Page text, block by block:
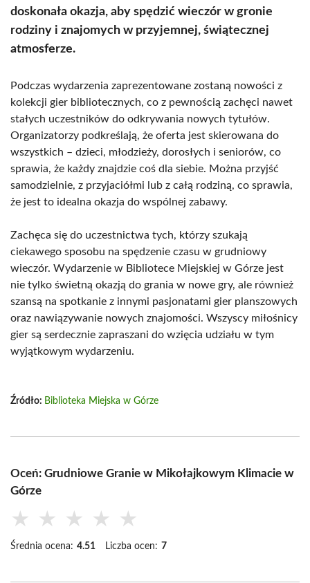
doskonała okazja, aby spędzić wieczór w gronie
rodziny i znajomych w przyjemnej, świątecznej
atmosferze.
Podczas wydarzenia zaprezentowane zostaną nowości z
kolekcji gier bibliotecznych, co z pewnością zachęci nawet
stałych uczestników do odkrywania nowych tytułów.
Organizatorzy podkreślają, że oferta jest skierowana do
wszystkich – dzieci, młodzieży, dorosłych i seniorów, co
sprawia, że każdy znajdzie coś dla siebie. Można przyjść
samodzielnie, z przyjaciółmi lub z całą rodziną, co sprawia,
że jest to idealna okazja do wspólnej zabawy.
Zachęca się do uczestnictwa tych, którzy szukają
ciekawego sposobu na spędzenie czasu w grudniowy
wieczór. Wydarzenie w Bibliotece Miejskiej w Górze jest
nie tylko świetną okazją do grania w nowe gry, ale również
szansą na spotkanie z innymi pasjonatami gier planszowych
oraz nawiązywanie nowych znajomości. Wszyscy miłośnicy
gier są serdecznie zapraszani do wzięcia udziału w tym
wyjątkowym wydarzeniu.
Źródło: Biblioteka Miejska w Górze
Oceń: Grudniowe Granie w Mikołajkowym Klimacie w
Górze
★ ★ ★ ★ ★
Średnia ocena: 4.51 Liczba ocen: 7